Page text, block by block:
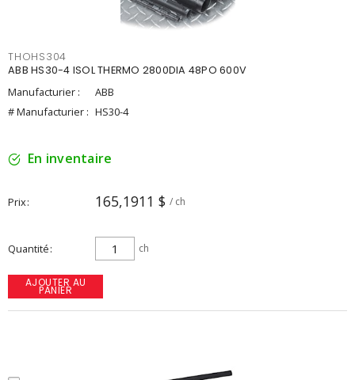
THOHS304
ABB HS30-4 ISOL THERMO 2800DIA 48PO 600V
Manufacturier :
ABB
# Manufacturier : HS30-4
En inventaire
Prix 165,1911 $ / ch
Quantité ch
AJOUTER AU
PANIER